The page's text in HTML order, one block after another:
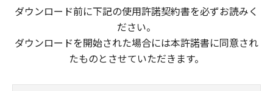
ダウンロード前に下記の使用許諾契約書を必ずお読みく
ださい。
ダウンロードを開始された場合には本許諾書に同意され
たものとさせていただきます。